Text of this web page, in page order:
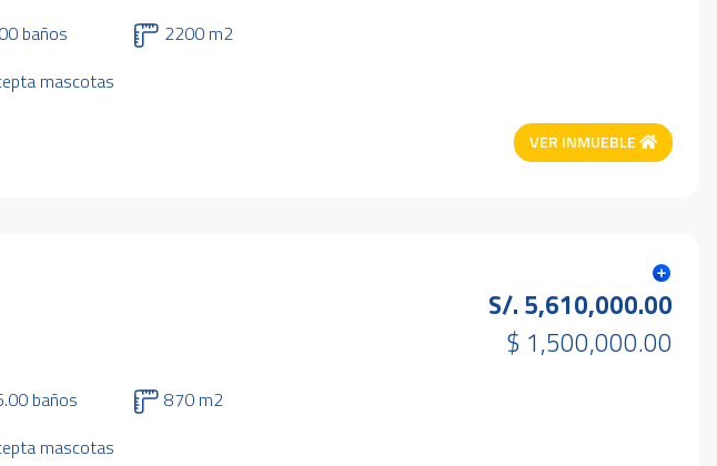
baños
2200 m2
mascotas
VER INMUEBLE
S/. 5,610,000.00
$ 1,500,000.00
baños
870 m2
mascotas